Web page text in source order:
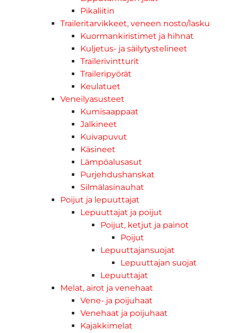
Pikaliitin
Traileritarvikkeet, veneen nosto/lasku
Kuormankiristimet ja hihnat
Kuljetus- ja säilytystelineet
Trailerivintturit
Traileripyörät
Keulatuet
Veneilyasusteet
Kumisaappaat
Jalkineet
Kuivapuvut
Käsineet
Lämpöalusasut
Purjehdushanskat
Silmälasinauhat
Poijut ja lepuuttajat
Lepuuttajat ja poijut
Poijut, ketjut ja painot
Poijut
Lepuuttajansuojat
Lepuuttajan suojat
Lepuuttajat
Melat, airot ja venehaat
Vene- ja poijuhaat
Venehaat ja poijuhaat
Kajakkimelat